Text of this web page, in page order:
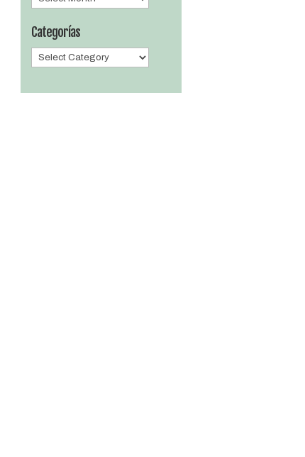
Categorías
Categorías